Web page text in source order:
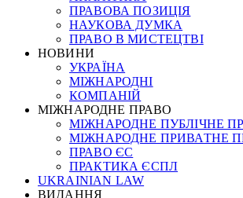
ПРАВОВА ПОЗИЦІЯ
НАУКОВА ДУМКА
ПРАВО В МИСТЕЦТВІ
НОВИНИ
УКРАЇНА
МІЖНАРОДНІ
КОМПАНІЙ
МІЖНАРОДНЕ ПРАВО
МІЖНАРОДНЕ ПУБЛІЧНЕ
МІЖНАРОДНЕ ПРИВАТНЕ
ПРАВО ЄС
ПРАКТИКА ЄСПЛ
UKRAINIAN LAW
ВИДАННЯ